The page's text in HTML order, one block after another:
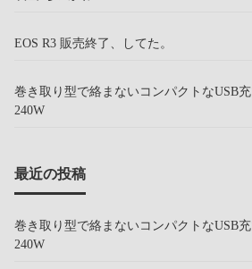
EOS R3 販売終了、してた。
巻き取り型で絡まないコンパクトなUSB
240W
最近の投稿
巻き取り型で絡まないコンパクトなUSB
240W